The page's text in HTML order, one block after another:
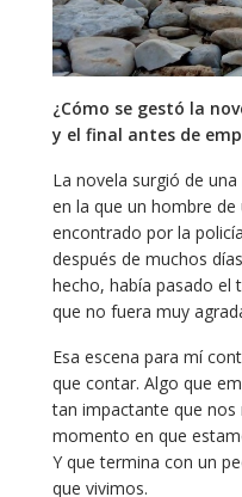
¿Cómo se gestó la
y el final antes de
La novela surgió de
en la que un hombre
encontrado por la
después de muchos
hecho, había pasado el
que no fuera muy
Esa escena para mí
que contar. Algo que
tan impactante que nos
momento en que
Y que termina con un
que vivimos.